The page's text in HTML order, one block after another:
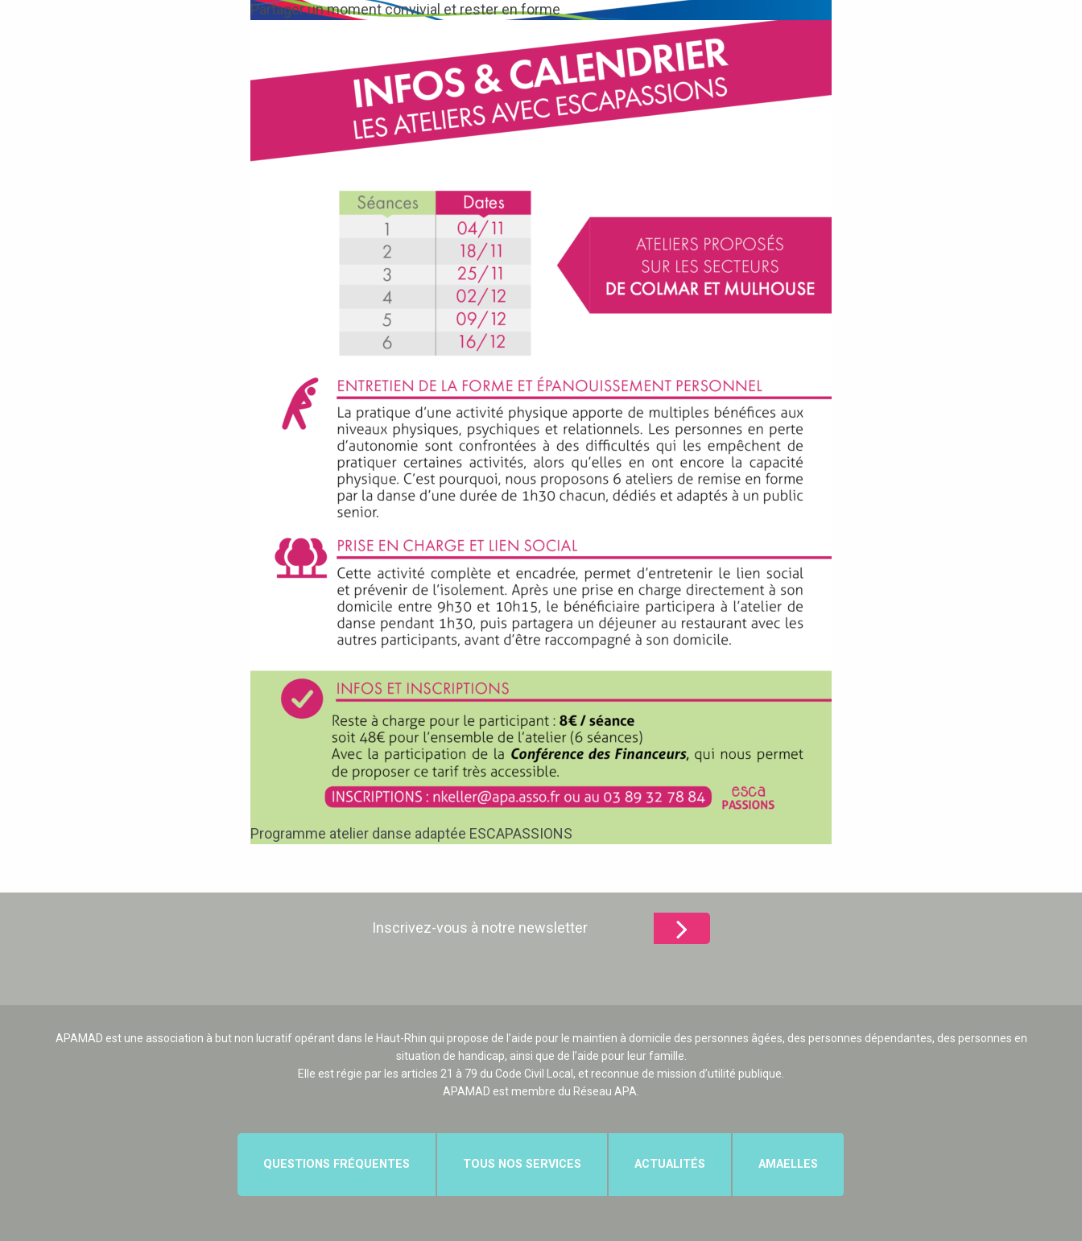
Partager un moment convivial et rester en forme
Programme atelier danse adaptée ESCAPASSIONS
Inscrivez-vous à notre newsletter
APAMAD est une association à but non lucratif opérant dans le Haut-Rhin qui propose de l’aide pour le maintien à domicile des personnes âgées, des personnes dépendantes, des personnes en
situation de handicap, ainsi que de l’aide pour leur famille.
Elle est régie par les articles 21 à 79 du Code Civil Local, et reconnue de mission d’utilité publique.
APAMAD est membre du Réseau APA.
QUESTIONS FRÉQUENTES TOUS NOS SERVICES ACTUALITÉS AMAELLES